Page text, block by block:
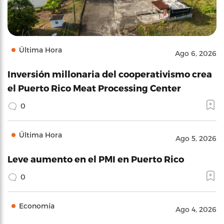
Última Hora Ago 6, 2026
Inversión millonaria del cooperativismo crea
el Puerto Rico Meat Processing Center
0
Última Hora Ago 5, 2026
Leve aumento en el PMI en Puerto Rico
0
Economía Ago 4, 2026